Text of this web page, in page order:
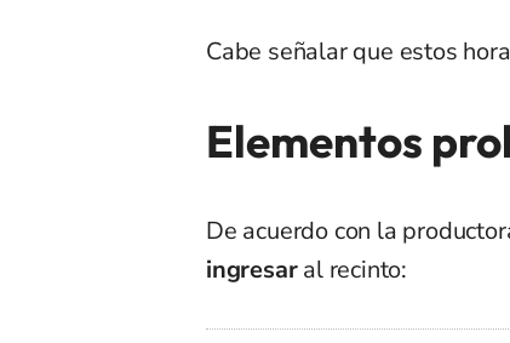
Cabe señalar que estos
Elementos
De acuerdo con la
ingresaral recinto: